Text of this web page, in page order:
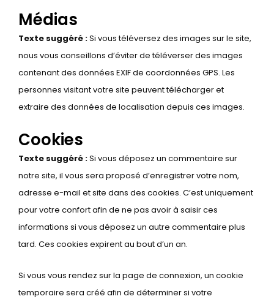
Médias
Texte suggéré :Si vous téléversez des images sur le site,
nous vous conseillons d’éviter de téléverser des images
contenant des données EXIF de coordonnées GPS. Les
personnes visitant votre site peuvent télécharger et
extraire des données de localisation depuis ces images.
Cookies
Texte suggéré :Si vous déposez un commentaire sur
notre site, il vous sera proposé d’enregistrer votre nom,
adresse e-mail et site dans des cookies. C’est uniquement
pour votre confort afin de ne pas avoir à saisir ces
informations si vous déposez un autre commentaire plus
tard. Ces cookies expirent au bout d’un an.
Si vous vous rendez sur la page de connexion, un cookie
temporaire sera créé afin de déterminer si votre